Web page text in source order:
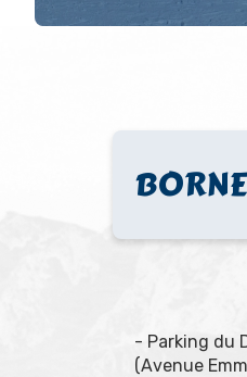
- Parking du
(Avenue